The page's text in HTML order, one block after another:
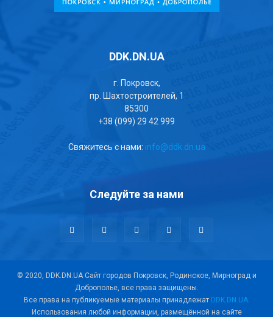
DDK.DN.UA
г. Покровск,
пр. Шахтостроителей, 1
85300
+38 (099) 29 42 999
Свяжитесь с нами: info@ddk.dn.ua
Следуйте за нами
© 2020, DDK.DN.UA Сайт городов Покровск, Родинское, Мирноград и
Доброполье, все права защищены.
Все права на публикуемые материалы принадлежат DDK.DN.UA.
Использования любой информации, размещённой на сайте